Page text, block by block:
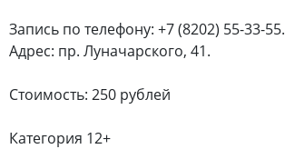
Запись по телефону: +7 (8202) 55-33-55.
Адрес: пр. Луначарского, 41.
Стоимость: 250 рублей
Категория 12+